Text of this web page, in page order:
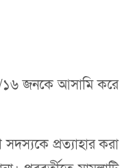
১৬ জনকে আসামি করে
প্রত্যাহার করা